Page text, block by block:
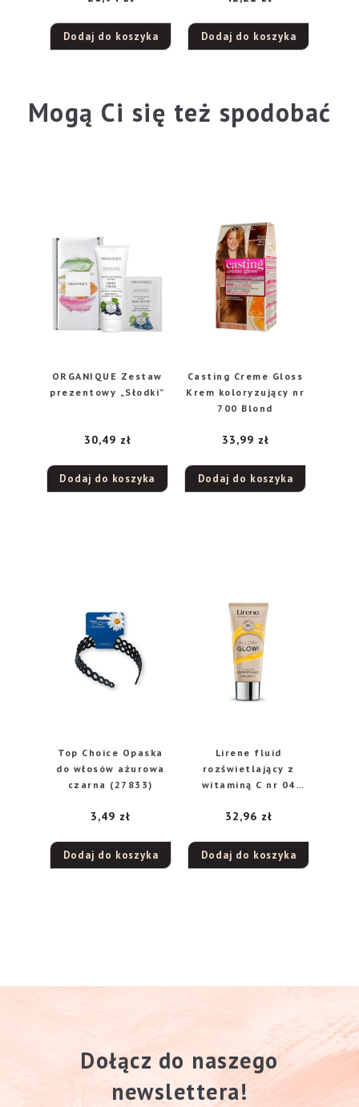
Dodaj do koszyka
oczy i na powieki
Dodaj do koszyka
Mogą Ci się też spodobać
ORGANIQUE Zestaw
prezentowy „Słodki”
30,49 zł
Dodaj do koszyka
Casting Creme Gloss
Krem koloryzujący nr
700 Blond
33,99 zł
Dodaj do koszyka
Top Choice Opaska
do włosów ażurowa
czarna (27833)
3,49 zł
Dodaj do koszyka
Lirene fluid
rozświetlający z
witaminą C nr 04
32,96 zł
Dodaj do koszyka
Dołącz do naszego
newslettera!